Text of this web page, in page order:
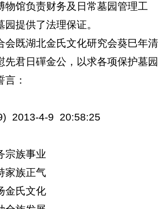
馆负责财务及日常墓园管理工
提供了法理保证。
既湖北金氏文化研究会葵巳年清
君日磾金公，以求各项保护墓园
：
2013-4-9 20:58:25
宗族事业
家族正气
金氏文化